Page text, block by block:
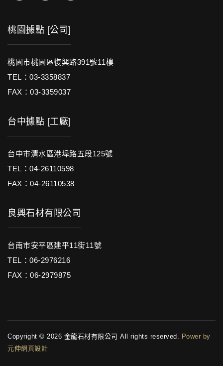
桃園據點 [公司]
桃園市桃園區復興路391號11樓
TEL：03-3358837
FAX：03-3359037
台中據點 [工廠]
台中市清水區港埠路五段125號
TEL：04-26110598
FAX：04-26110538
良興石材有限公司
台南市安平區建平11街11號
TEL：06-2976216
FAX：06-2979875
Copyright © 2026 金龍石材有限公司 All rights reserved. Power by
元伸網頁設計